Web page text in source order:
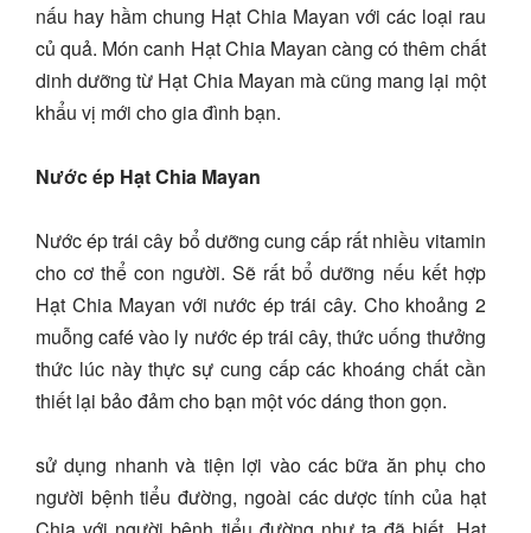
nấu hay hầm chung Hạt Chia Mayan với các loại rau
củ quả. Món canh Hạt Chia Mayan càng có thêm chất
dinh dưỡng từ Hạt Chia Mayan mà cũng mang lại một
khẩu vị mới cho gia đình bạn.
Nước ép Hạt Chia Mayan
Nước ép trái cây bổ dưỡng cung cấp rất nhiều vitamin
cho cơ thể con người. Sẽ rất bổ dưỡng nếu kết hợp
Hạt Chia Mayan với nước ép trái cây. Cho khoảng 2
muỗng café vào ly nước ép trái cây, thức uống thưởng
thức lúc này thực sự cung cấp các khoáng chất cần
thiết lại bảo đảm cho bạn một vóc dáng thon gọn.
sử dụng nhanh và tiện lợi vào các bữa ăn phụ cho
người bệnh tiểu đường, ngoài các dược tính của hạt